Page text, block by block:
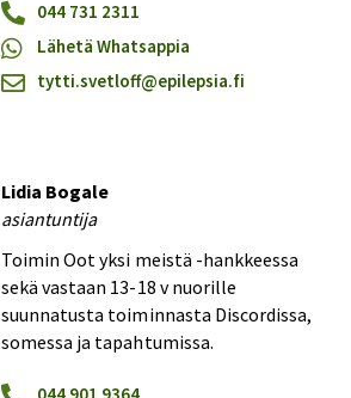
044 731 2311
Lähetä Whatsappia
tytti.svetloff@​epilepsia.fi
Lidia Bogale
asiantuntija
Toimin Oot yksi meistä -hankkeessa
sekä vastaan 13-18 v nuorille
suunnatusta toiminnasta Discordissa,
somessa ja tapahtumissa.